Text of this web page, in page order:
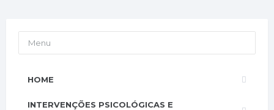
Menu
HOME
INTERVENÇÕES PSICOLÓGICAS E